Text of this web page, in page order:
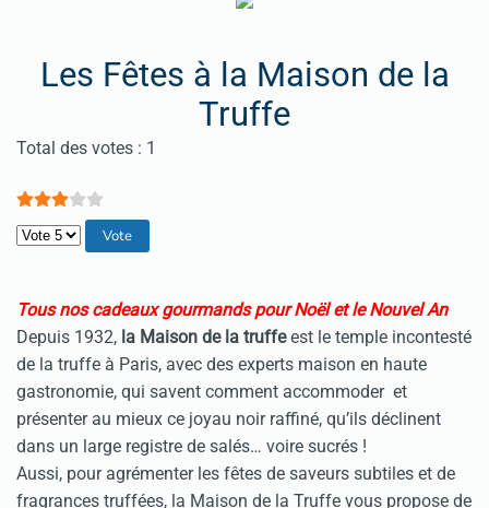
Les Fêtes à la Maison de la
Truffe
Vote utilisateur:3/
Total des votes : 1
Veuillez voter
Tous nos cadeaux gourmands pour Noël et le Nouvel An
Depuis 1932, la Maison de la truffeest le temple incontesté
de la truffe à Paris, avec des experts maison en haute
gastronomie, qui savent comment accommoder et
présenter au mieux ce joyau noir raffiné, qu’ils déclinent
dans un large registre de salés… voire sucrés !
Aussi, pour agrémenter les fêtes de saveurs subtiles et de
fragrances truffées, la Maison de la Truffe vous propose de